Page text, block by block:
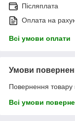
Післяплата
Оплата на
Всі умови оплати
Умови
Повернення товару
Всі умови